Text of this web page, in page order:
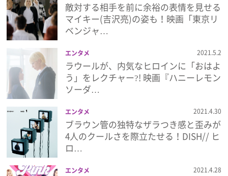
利用規約
お問い合わせ
敵対する相手を前に余裕の表情を見せる
マイキー(吉沢亮)の姿も！映画「東京リ
ベンジャ…
エンタメ 2021.5.2
ラウールが、内気なヒロインに「おはよ
う」をレクチャー?! 映画『ハニーレモン
ソーダ…
エンタメ 2021.4.30
ブラウン管の独特なザラつき感と歪みが
4人のクールさを際立たせる！DISH// ヒ
ロ…
エンタメ 2021.4.28